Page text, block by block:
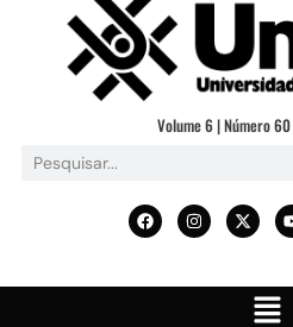
Volume 6 | Número